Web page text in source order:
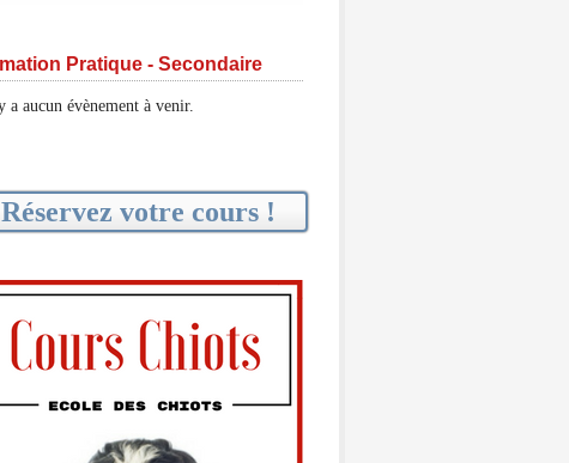
Pratique - Secondaire
a aucun évènement à venir.
Réservez votre cours !